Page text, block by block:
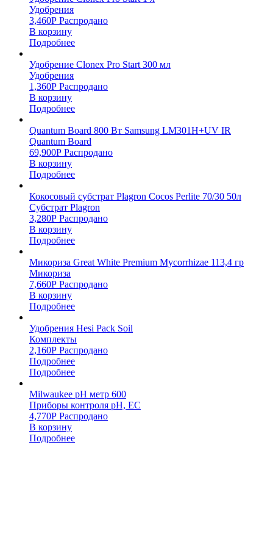
Удобрения
3,460Р Распродано
В корзину
Подробнее
Удобрение Clonex Pro Start 300 мл
Удобрения
1,360Р Распродано
В корзину
Подробнее
Quantum Board 800 Вт Samsung LM301H+UV IR
Quantum Board
69,900Р Распродано
В корзину
Подробнее
Кокосовый субстрат Plagron Cocos Perlite 70/30 50л
Субстрат Plagron
3,280Р Распродано
В корзину
Подробнее
Микориза Great White Premium Mycorrhizae 113,4 гр
Микориза
7,660Р Распродано
В корзину
Подробнее
Удобрения Hesi Pack Soil
Комплекты
2,160Р Распродано
Подробнее
Подробнее
Milwaukee pH метр 600
Приборы контроля pH, EC
4,770Р Распродано
В корзину
Подробнее